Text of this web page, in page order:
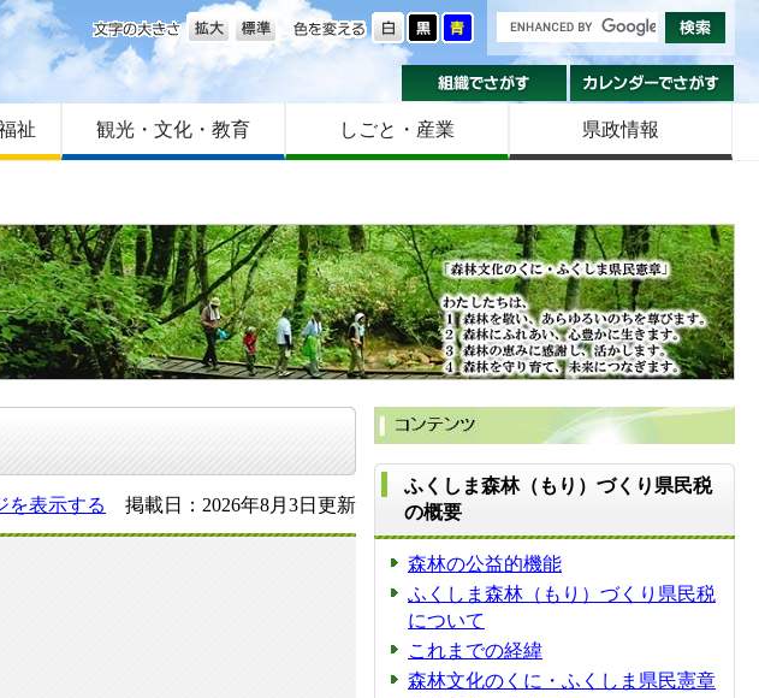
色を変える
文字の大きさ
組織でさがす
祉 観光・文化・教育 しごと・産業 県政情報
を表示する 掲載日：2026年8月3日更新
ふくしま森林（もり）づくり県民税
の概要
森林の公益的機能
ふくしま森林（もり）づくり県民税
について
これまでの経緯
森林文化のくに・ふくしま県民憲章